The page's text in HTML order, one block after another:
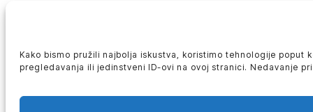
Kako bismo pružili najbolja iskustva, koristimo tehnologije
pregledavanja ili jedinstveni ID-ovi na ovoj stranici. Nedavanje